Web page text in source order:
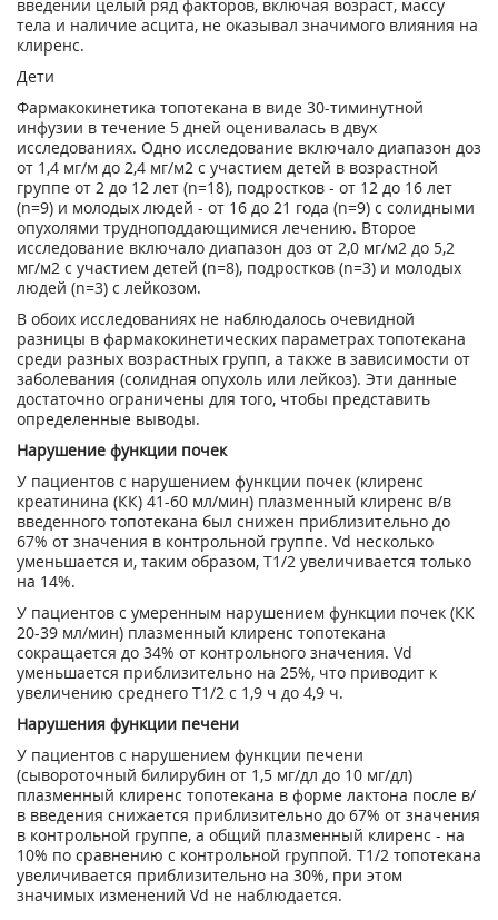
введении целый ряд факторов, включая возраст, массу
тела и наличие асцита, не оказывал значимого влияния на
клиренс.
Дети
Фармакокинетика топотекана в виде 30-тиминутной
инфузии в течение 5 дней оценивалась в двух
исследованиях. Одно исследование включало диапазон доз
от 1,4 мг/м до 2,4 мг/м2 с участием детей в возрастной
группе от 2 до 12 лет (n=18), подростков - от 12 до 16 лет
(n=9) и молодых людей - от 16 до 21 года (n=9) с солидными
опухолями трудноподдающимися лечению. Второе
исследование включало диапазон доз от 2,0 мг/м2 до 5,2
мг/м2 с участием детей (n=8), подростков (n=3) и молодых
людей (n=3) с лейкозом.
В обоих исследованиях не наблюдалось очевидной
разницы в фармакокинетических параметрах топотекана
среди разных возрастных групп, а также в зависимости от
заболевания (солидная опухоль или лейкоз). Эти данные
достаточно ограничены для того, чтобы представить
определенные выводы.
Нарушение функции почек
У пациентов с нарушением функции почек (клиренс
креатинина (КК) 41-60 мл/мин) плазменный клиренс в/в
введенного топотекана был снижен приблизительно до
67% от значения в контрольной группе. Vd несколько
уменьшается и, таким образом, Т1/2 увеличивается только
на 14%.
У пациентов с умеренным нарушением функции почек (КК
20-39 мл/мин) плазменный клиренс топотекана
сокращается до 34% от контрольного значения. Vd
уменьшается приблизительно на 25%, что приводит к
увеличению среднего Т1/2 c 1,9 ч до 4,9 ч.
Нарушения функции печени
У пациентов с нарушением функции печени
(сывороточный билирубин от 1,5 мг/дл до 10 мг/дл)
плазменный клиренс топотекана в форме лактона после в/
в введения снижается приблизительно до 67% от значения
в контрольной группе, а общий плазменный клиренс - на
10% по сравнению с контрольной группой. Т1/2 топотекана
увеличивается приблизительно на 30%, при этом
значимых изменений Vd не наблюдается.